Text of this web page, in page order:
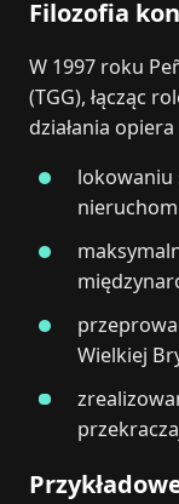
Filozofia
W 1997 roku
(TGG), łącząc
działania opiera
lokowaniu
Wielkiej